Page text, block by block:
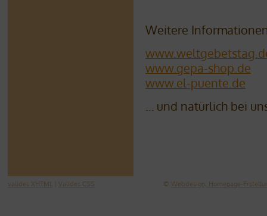
Weitere
www.gepa-shop.de
www.el-puente.de
… und natürlich bei
valides XHTML Valides CSS © Webdesign, Homepage-